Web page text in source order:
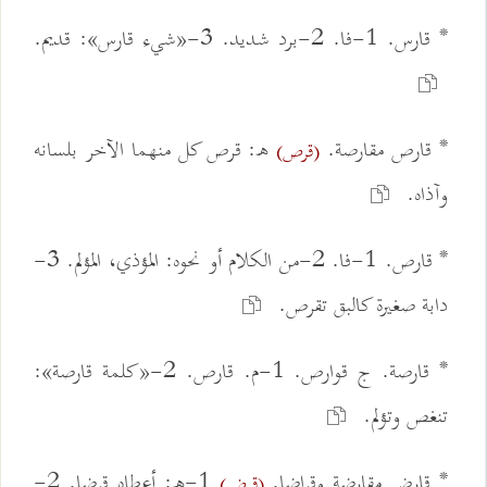
* قارس. 1-فا. 2-برد شديد. 3-«شيء قارس»: قديم.
* قارص مقارصة. (قرص) ه: قرص كل منهما الآخر بلسانه
وآذاه.
* قارص. 1-فا. 2-من الكلام أو نحوه: المؤذي، المؤلم. 3-
دابة صغيرة كالبق تقرص.
* قارصة. ج قوارص. 1-م. قارص. 2-«كلمة قارصة»:
تنغص وتؤلم.